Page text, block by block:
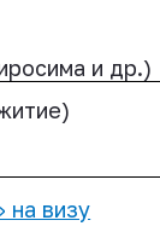
и др.)
на визу